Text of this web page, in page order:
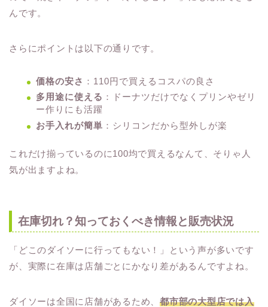
んです。
さらにポイントは以下の通りです。
価格の安さ ：110円で買えるコスパの良さ
多用途に使える ：ドーナツだけでなくプリンやゼリ
ー作りにも活躍
お手入れが簡単 ：シリコンだから型外しが楽
これだけ揃っているのに100均で買えるなんて、そりゃ人
気が出ますよね。
在庫切れ？知っておくべき情報と販売状況
「どこのダイソーに行ってもない！」という声が多いです
が、実際に在庫は店舗ごとにかなり差があるんですよね。
ダイソーは全国に店舗があるため、都市部の大型店では入